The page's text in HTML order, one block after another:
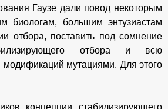
Гаузе дали повод некоторым
биологам, большим энтузиастам
отбора, поставить под сомнение
отбора и всю
мутациями. Для этого
концепции стабилизирующего